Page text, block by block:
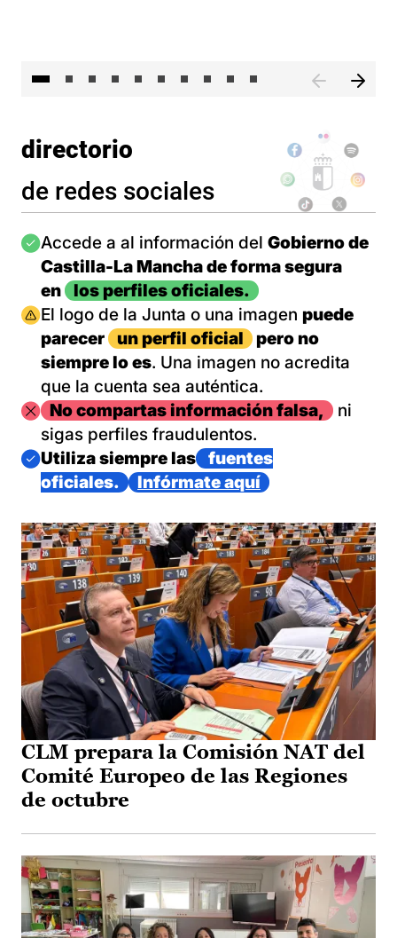
directorio
de redes sociales
Imagen
Accede a al información del Gobierno de
Castilla-La Mancha de forma segura
en
los perfiles oficiales.
Imagen
El logo de la Junta o una imagen puede
parecer
un perfil oficial
pero no
siempre lo es. Una imagen no acredita
que la cuenta sea auténtica.
ImagenNo compartas información falsa,
ni
sigas perfiles fraudulentos.
Imagen
Utiliza siempre las
fuentes
oficiales.
Infórmate aquí
CLM prepara la Comisión NAT del
Comité Europeo de las Regiones
de octubre